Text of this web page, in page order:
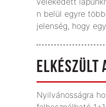
n belül egyre
jelenség, hogy
ELKÉSZÜLT
Nyilvánosságra